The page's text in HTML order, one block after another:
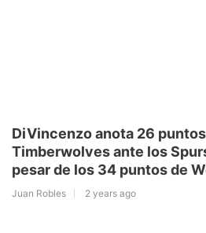
DiVincenzo anota 26
Timberwolves ante los
pesar de los 34 puntos de
Juan Robles 2 years ago